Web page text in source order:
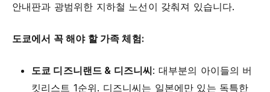
안내판과 광범위한 지하철 노선이 갖춰져 있습니다.
도쿄에서 꼭 해야 할 가족 체험:
도쿄 디즈니랜드 & 디즈니씨: 대부분의 아이들의 버
킷리스트 1순위. 디즈니씨는 일본에만 있는 독특한